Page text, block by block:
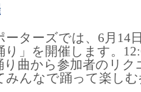
ーターズでは、6月14
り」を開催します。
り曲から参加者のリ
みんなで踊って楽し